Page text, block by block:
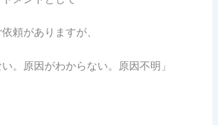
頼がありますが、
い。原因がわからない。原因不明」